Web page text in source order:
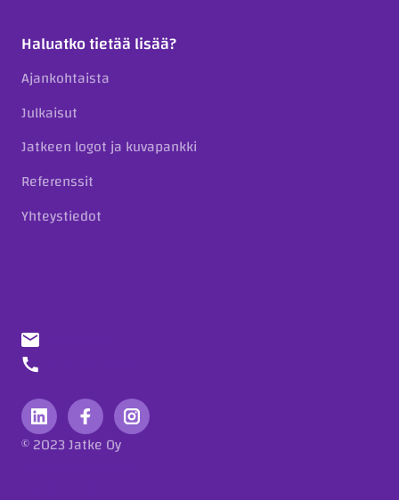
Haluatko tietää lisää?
Ajankohtaista
Julkaisut
Jatkeen logot ja kuvapankki
Referenssit
Yhteystiedot
© 2023 Jatke Oy